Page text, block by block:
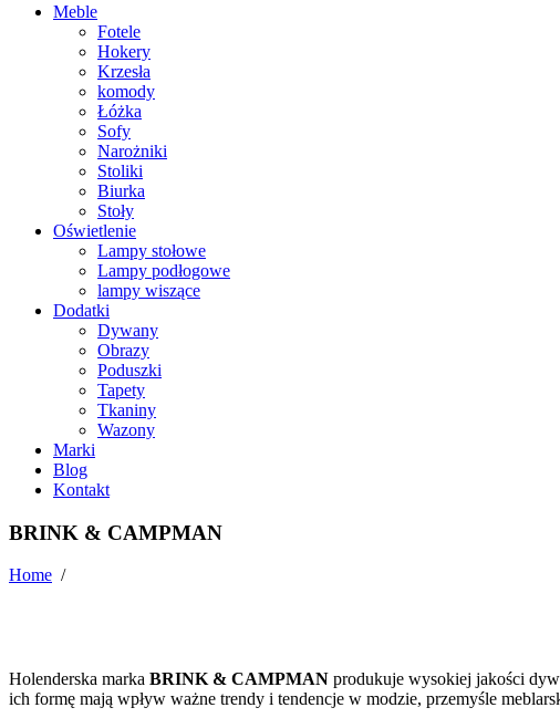
Meble
Fotele
Hokery
Krzesła
komody
Łóżka
Sofy
Narożniki
Stoliki
Biurka
Stoły
Oświetlenie
Lampy stołowe
Lampy podłogowe
lampy wiszące
Dodatki
Dywany
Obrazy
Poduszki
Tapety
Tkaniny
Wazony
Marki
Blog
Kontakt
BRINK & CAMPMAN
Home /
Holenderska marka BRINK & CAMPMAN produkuje wysokiej jakości
ich formę mają wpływ ważne trendy i tendencje w modzie, przemyśle